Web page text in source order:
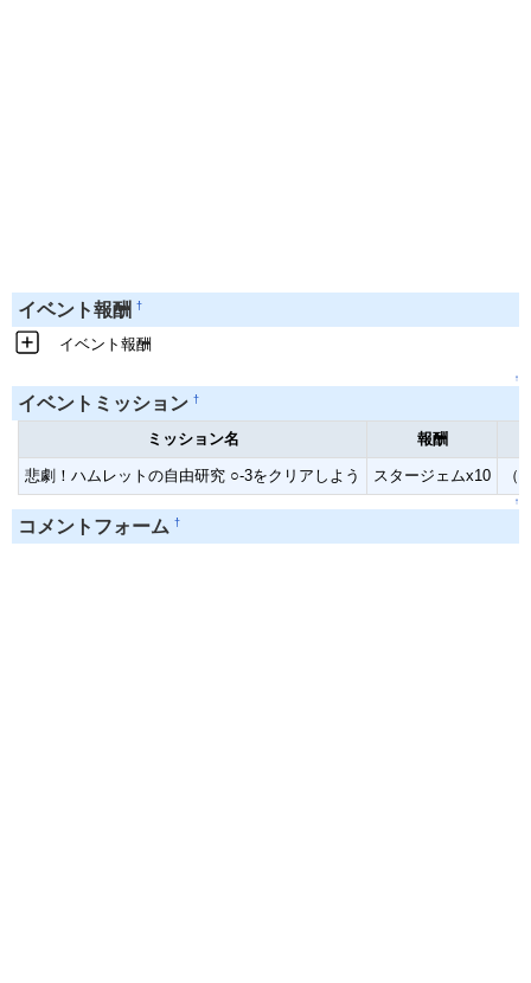
イベント報酬 †
イベント報酬
↑
イベントミッション †
ミッション名 報酬
悲劇！ハムレットの自由研究 ○-3をクリアしよう スタージェムx10 （
↑
コメントフォーム †